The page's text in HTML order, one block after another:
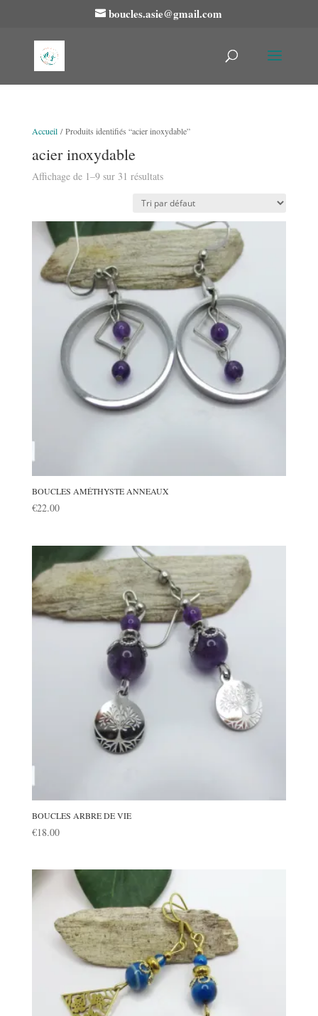
boucles.asie@gmail.com
Accueil/ Produits identifiés “acier inoxydable”
acier inoxydable
Affichage de 1–9 sur 31 résultats
BOUCLES AMÉTHYSTE ANNEAUX
€22.00
BOUCLES ARBRE DE VIE
€18.00